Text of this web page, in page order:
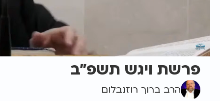
פרשת ויגש תשפ"ב
הרב ברוך רוזנבלום